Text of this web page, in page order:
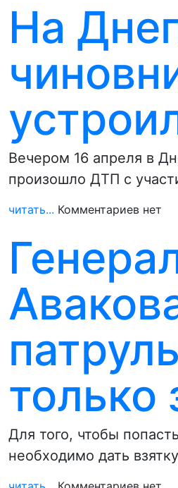
На
Вечером 16 апреля в
произошло ДТП с
читать... Комментариев нет
только
Для того, чтобы
необходимо дать